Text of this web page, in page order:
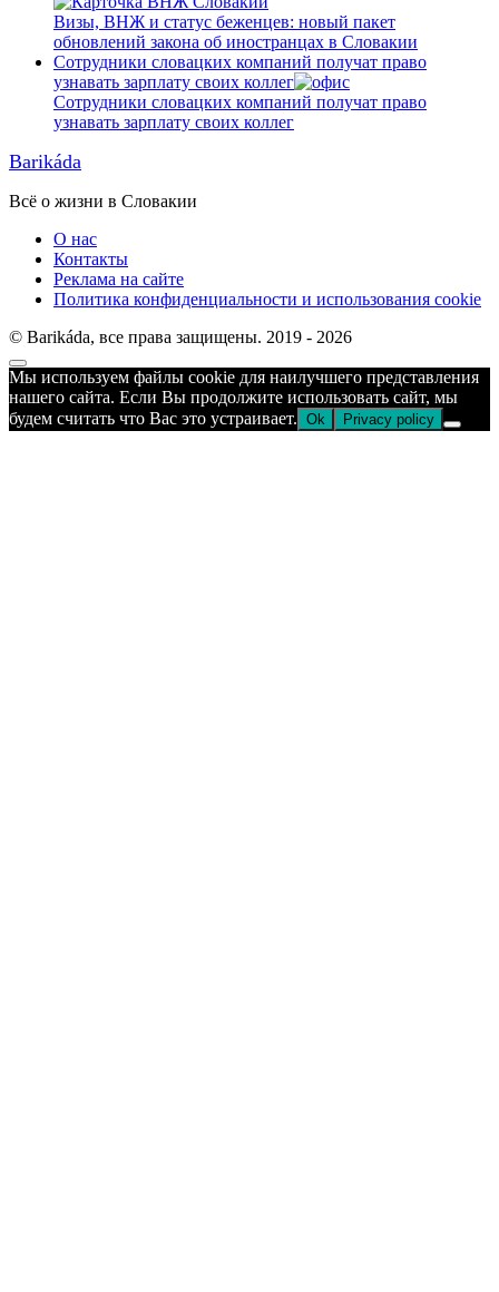
Визы, ВНЖ и статус беженцев: новый пакет
обновлений закона об иностранцах в Словакии
Сотрудники словацких компаний получат право
узнавать зарплату своих коллег
Сотрудники словацких компаний получат право
узнавать зарплату своих коллег
Barikáda
Всё о жизни в Словакии
О нас
Контакты
Реклама на сайте
Политика конфиденциальности и использования cookie
© Barikáda, все права защищены. 2019 - 2026
Прокрутка
к
верху
Мы используем файлы cookie для наилучшего представления
нашего сайта. Если Вы продолжите использовать сайт, мы
будем считать что Вас это устраивает. Ok Privacy policy